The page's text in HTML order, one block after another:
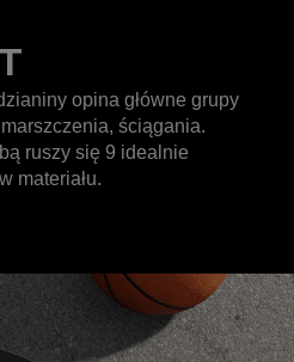
opina główne grupy
ściągania.
ruszy się 9 idealnie
materiału.